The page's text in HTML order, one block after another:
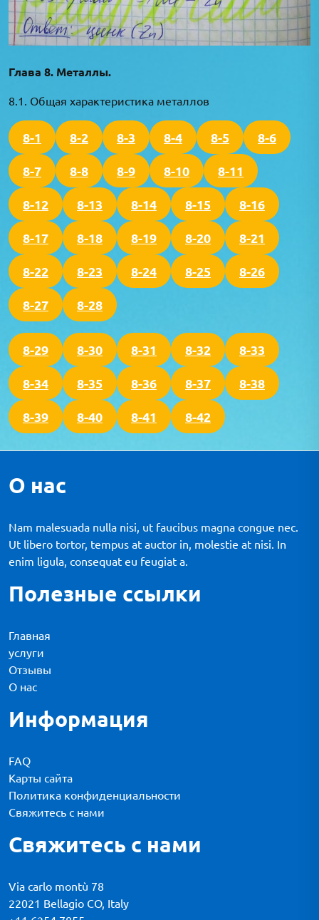
Глава 8. Металлы.
8.1. Общая характеристика металлов
8-1 8-2 8-3 8-4 8-5 8-6
8-7 8-8 8-9 8-10 8-11
8-12 8-13 8-14 8-15 8-16
8-17 8-18 8-19 8-20 8-21
8-22 8-23 8-24 8-25 8-26
8-27 8-28
8-29 8-30 8-31 8-32 8-33
8-34 8-35 8-36 8-37 8-38
8-39 8-40 8-41 8-42
О нас
Nam malesuada nulla nisi, ut faucibus magna congue nec.
Ut libero tortor, tempus at auctor in, molestie at nisi. In
enim ligula, consequat eu feugiat a.
Полезные ссылки
Главная
услуги
Отзывы
О нас
Информация
FAQ
Карты сайта
Политика конфиденциальности
Свяжитесь с нами
Свяжитесь с нами
Via carlo montù 78
22021 Bellagio CO, Italy